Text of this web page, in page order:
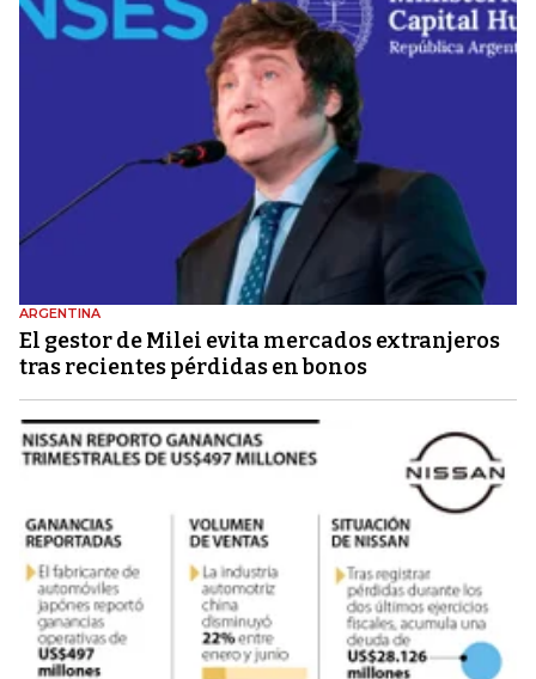
ARGENTINA
El gestor de Milei evita mercados extranjeros
tras recientes pérdidas en bonos